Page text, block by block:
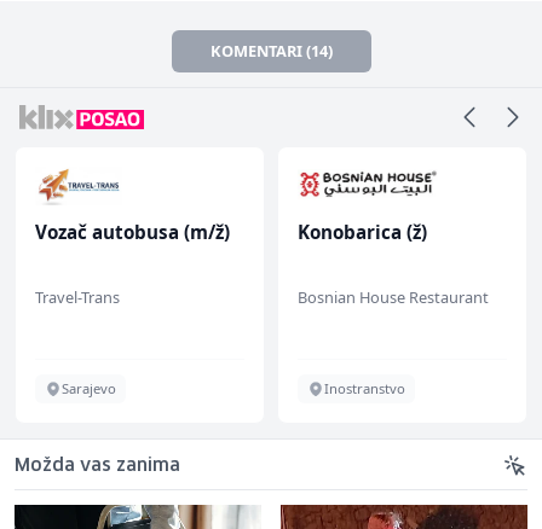
KOMENTARI (14)
Vozač autobusa (m/ž)
Travel-Trans
Sarajevo
Konobarica (ž)
Bosnian House Restaurant
Inostranstvo
Možda vas zanima